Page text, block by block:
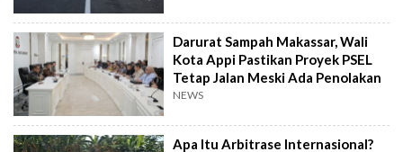
Darurat Sampah Makassar, Wali
Kota Appi Pastikan Proyek PSEL
Tetap Jalan Meski Ada Penolakan
NEWS
Apa Itu Arbitrase Internasional?